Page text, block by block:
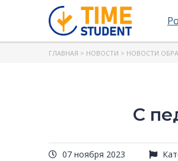
ГЛАВНАЯ > НОВОСТИ > НОВОСТИ
С
07 ноября 2023